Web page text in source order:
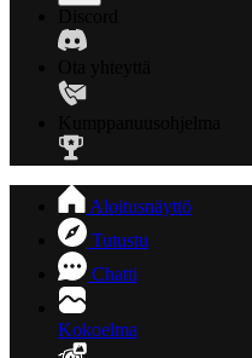
Aloitusnäyttö
Tutustu
Chatti
Kokoelma